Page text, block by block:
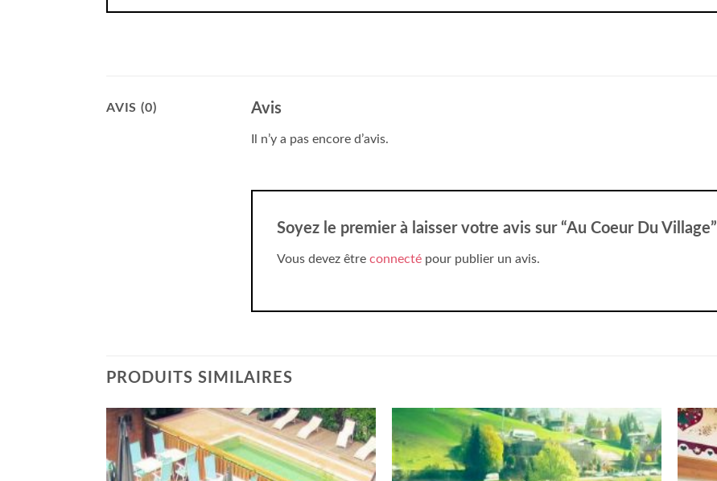
AVIS (0) Avis
Il n’y a pas encore d’avis.
Soyez le premier à laisser votre avis sur “Au Coeur Du Village”
Vous devez être connecté pour publier un avis.
PRODUITS SIMILAIRES